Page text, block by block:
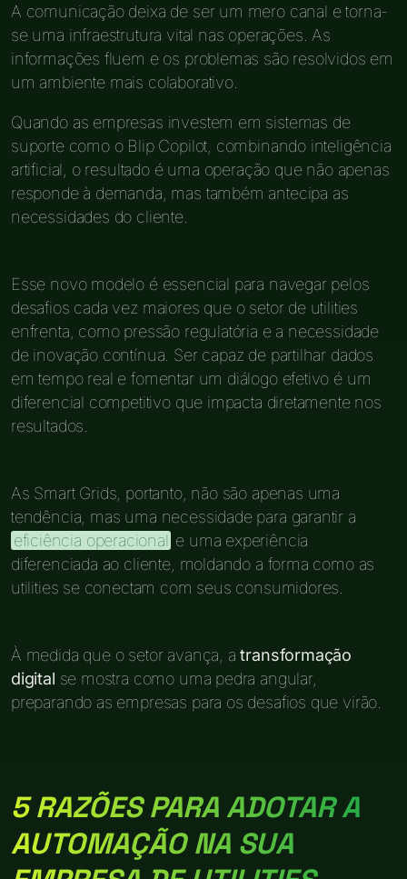
A comunicação deixa de ser um mero canal e torna-
se uma infraestrutura vital nas operações. As
informações fluem e os problemas são resolvidos em
um ambiente mais colaborativo.
Quando as empresas investem em sistemas de
suporte como o Blip Copilot, combinando inteligência
artificial, o resultado é uma operação que não apenas
responde à demanda, mas também antecipa as
necessidades do cliente.
Esse novo modelo é essencial para navegar pelos
desafios cada vez maiores que o setor de utilities
enfrenta, como pressão regulatória e a necessidade
de inovação contínua. Ser capaz de partilhar dados
em tempo real e fomentar um diálogo efetivo é um
diferencial competitivo que impacta diretamente nos
resultados.
As Smart Grids, portanto, não são apenas uma
tendência, mas uma necessidade para garantir a
eficiência operacional e uma experiência
diferenciada ao cliente, moldando a forma como as
utilities se conectam com seus consumidores.
À medida que o setor avança, atransformação
digital se mostra como uma pedra angular,
preparando as empresas para os desafios que virão.
5 RAZÕES PARA ADOTAR A
AUTOMAÇÃO NA SUA